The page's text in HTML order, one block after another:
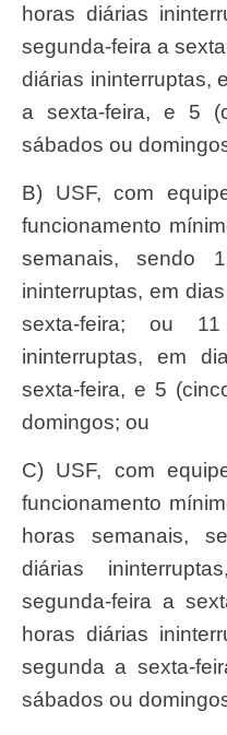
horas diárias
segunda-feira a
diárias ininterruptas,
a sexta-feira, e 5
sábados ou
b) USF, com equipe de Saúde Bucal, com
funcionamento
semanais, sendo
ininterruptas, em
sexta-feira; ou
ininterruptas, em
sexta-feira, e 5
domingos; ou
c) USF, com equipe de Saúde Bucal, com
funcionamento
horas semanais,
diárias
segunda-feira a
horas diárias
segunda a sexta-
sábados ou